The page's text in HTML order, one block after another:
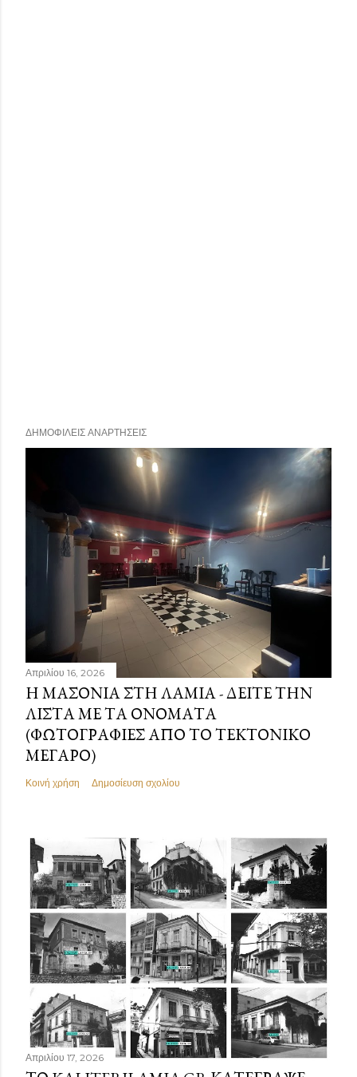
ΔΗΜΟΦΙΛΕΊΣ ΑΝΑΡΤΉΣΕΙΣ
Απριλίου 16, 2026
Η ΜΑΣΟΝΊΑ ΣΤΗ ΛΑΜΊΑ - ΔΕΊΤΕ ΤΗΝ
ΛΊΣΤΑ ΜΕ ΤΑ ΟΝΌΜΑΤΑ
(ΦΩΤΟΓΡΑΦΊΕΣ ΑΠΌ ΤΟ ΤΕΚΤΟΝΙΚΌ
ΜΈΓΑΡΟ)
Κοινή χρήση Δημοσίευση σχολίου
Απριλίου 17, 2026